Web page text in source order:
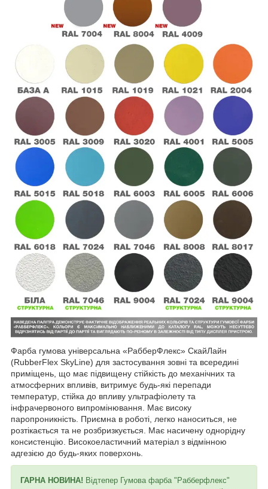
Фарба гумова універсальна «РабберФлекс» СкайЛайн
(RubberFlex SkyLine) для застосування зовні та всередині
приміщень, що має підвищену стійкість до механічних та
атмосферних впливів, витримує будь-які перепади
температур, стійка до впливу ультрафіолету та
інфрачервоного випромінювання. Має високу
паропроникність. Приємна в роботі, легко наноситься, не
розтікається та не розбризкується. Має насичену однорідну
консистенцію. Високоеластичний матеріал з відмінною
адгезією до будь-яких поверхонь.
ГАРНА НОВИНА! Відтепер Гумова фарба "Рабберфлекс"